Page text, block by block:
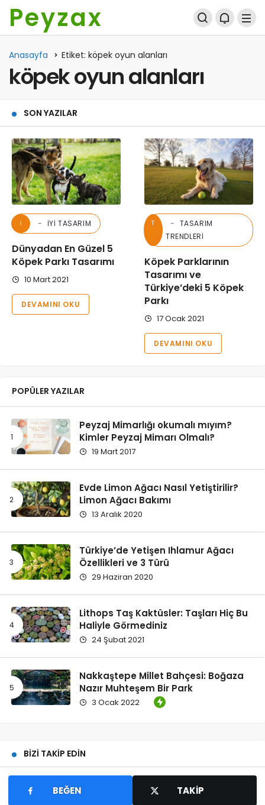
Peyzax
Anasayfa Etiket: köpek oyun alanları
köpek oyun alanları
SON YAZILAR
İ İYI TASARIM
Dünyadan En Güzel 5
Köpek Parkı Tasarımı
10 Mart 2021
DEVAMINI OKU
T
TASARIM
TRENDLERI
Köpek Parklarının
Tasarımı ve
Türkiye’deki 5 Köpek
Parkı
17 Ocak 2021
DEVAMINI OKU
POPÜLER YAZILAR
Peyzaj Mimarlığı okumalı mıyım?
Kimler Peyzaj Mimarı Olmalı?
19 Mart 2017
Evde Limon Ağacı Nasıl Yetiştirilir?
Limon Ağacı Bakımı
13 Aralık 2020
Türkiye’de Yetişen Ihlamur Ağacı
Özellikleri ve 3 Türü
29 Haziran 2020
Lithops Taş Kaktüsler: Taşları Hiç Bu
Haliyle Görmediniz
24 Şubat 2021
Nakkaştepe Millet Bahçesi: Boğaza
Nazır Muhteşem Bir Park
3 Ocak 2022
BIZI TAKIP EDIN
BEĞEN TAKIP